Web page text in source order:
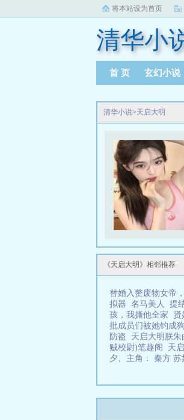
将本站设为首页
清华小
首 页 玄幻小说
清华小说>天启大明
《天启大明》相邻推荐
替婚入赘废物女帝
拟器 名马美人 提
孩，我撕他全家
贤
批成员们被她钓成狗
防盗 天启大明朕朱
贼校尉)笔趣阁 天
夕、 主角： 秦方 苏